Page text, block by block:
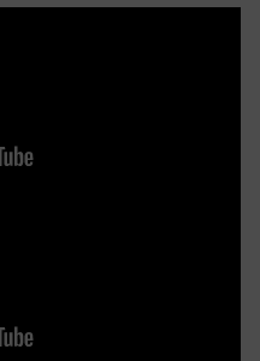
gỗ óc chó chữ U ZG
khách rộng từ 25m²
bằng gỗ dày dặn, bo